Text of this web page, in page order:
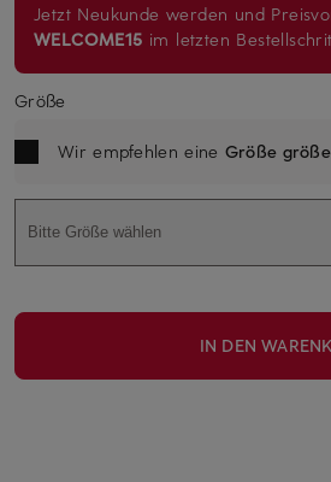
Jetzt Neukunde werden und
WELCOME15 im letzten
Größe
Wir empfehlen eine Größe
Bitte Größe wählen
IN DEN